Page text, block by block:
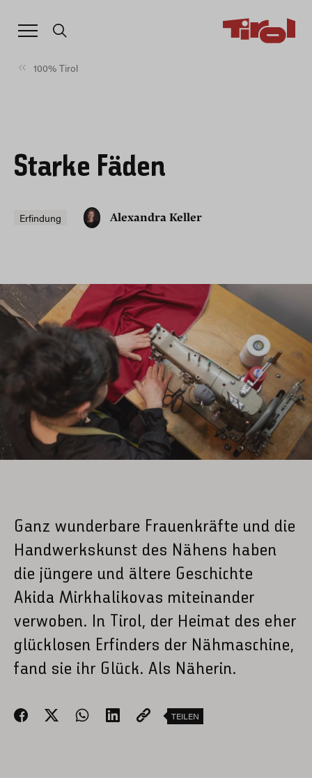
100% Tirol
Starke Fäden
Erfindung Alexandra Keller
Ganz wunderbare Frauenkräfte und die
Handwerkskunst des Nähens haben
die jüngere und ältere Geschichte
Akida Mirkhalikovas miteinander
verwoben. In Tirol, der Heimat des eher
glücklosen Erfinders der Nähmaschine,
fand sie ihr Glück. Als Näherin.
TEILEN